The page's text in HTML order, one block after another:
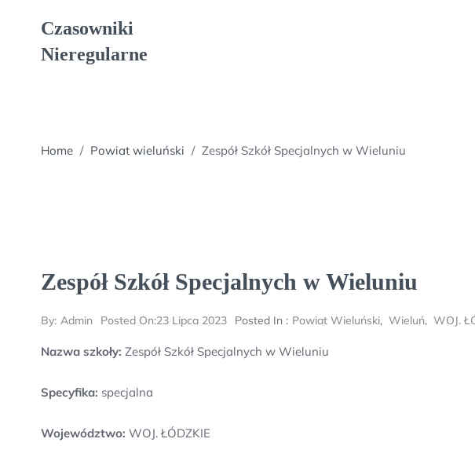
Czasowniki
Nieregularne
Home / Powiat wieluński / Zespół Szkół Specjalnych w Wieluniu
Zespół Szkół Specjalnych w Wieluniu
By: Admin Posted On:23 Lipca 2023 Posted In : Powiat Wieluński, Wieluń, WOJ.
Nazwa szkoły: Zespół Szkół Specjalnych w Wieluniu
Specyfika: specjalna
Województwo: WOJ. ŁÓDZKIE